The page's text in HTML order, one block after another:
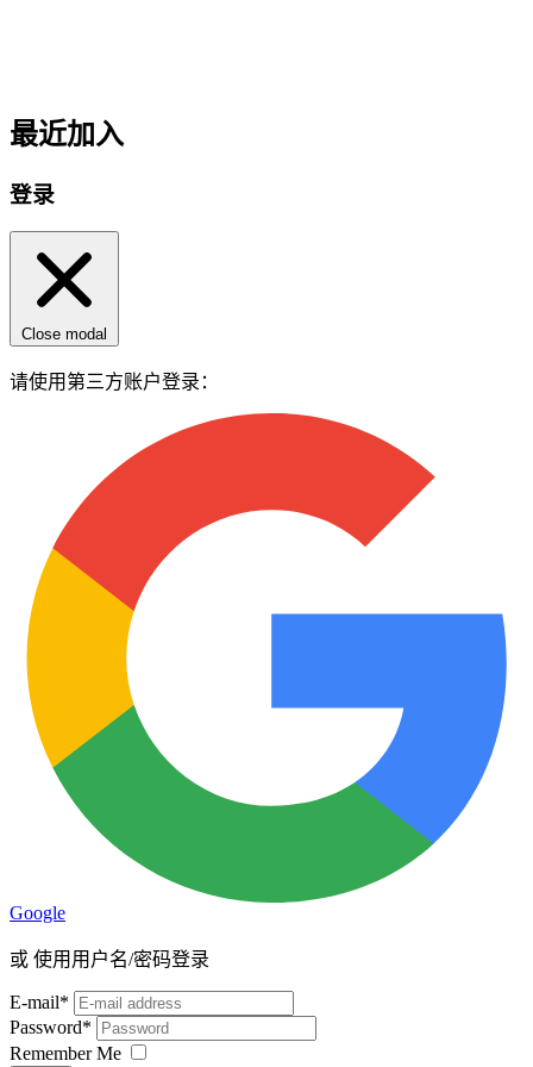
最近加入
登录
Close modal
请使用第三方账户登录：
Google
或 使用用户名/密码登录
E-mail*
Password*
Remember Me